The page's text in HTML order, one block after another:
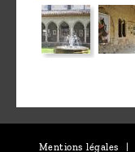
Mentions légales